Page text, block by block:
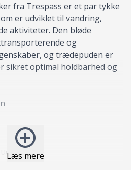
Læs mere
fra Trespass er et par tykke
er udviklet til vandring,
aktiviteter. Den bløde
og
og trædepuden er
sikret optimal holdbarhed og